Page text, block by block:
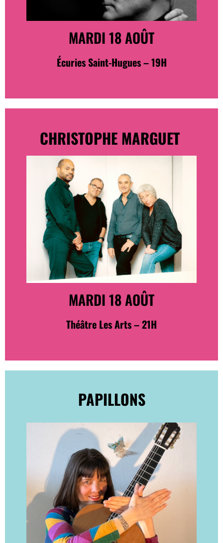
MARDI 18 AOÛT
Écuries Saint-Hugues – 19H
CHRISTOPHE MARGUET
MARDI 18 AOÛT
Théâtre Les Arts – 21H
PAPILLONS